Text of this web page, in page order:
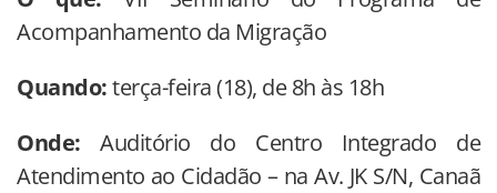
Acompanhamento da Migração
Quando:terça-feira (18), de 8h às 18h
Onde:Auditório do Centro Integrado de
Atendimento ao Cidadão – na Av. JK S/N, Canaã